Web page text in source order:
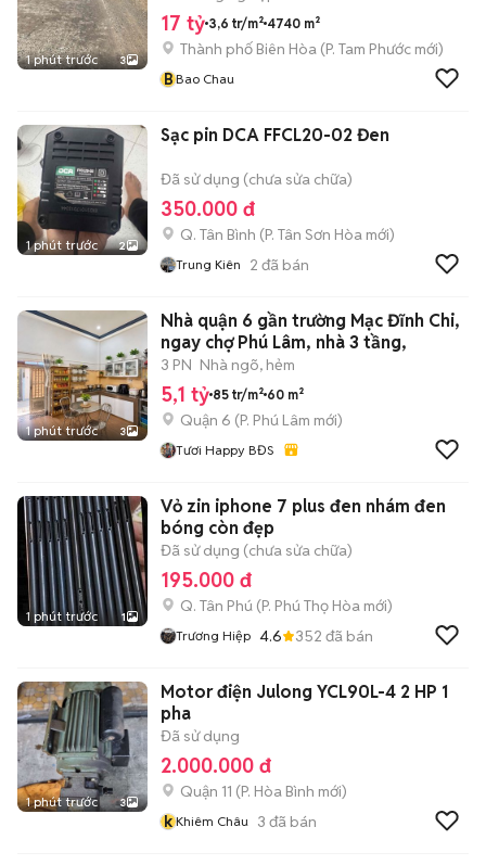
1 phút trước 3
17 tỷ 3,6 tr/m² 4740 m²
Thành phố Biên Hòa (P. Tam Phước mới)
BBao Chau
1 phút trước 2
Sạc pin DCA FFCL20-02 Đen
Đã sử dụng (chưa sửa chữa)
350.000 đ
Q. Tân Bình (P. Tân Sơn Hòa mới)
Trung Kiên 2 đã bán
1 phút trước 3
Nhà quận 6 gần trường Mạc Đĩnh Chi,
ngay chợ Phú Lâm, nhà 3 tầng,
3 PN Nhà ngõ, hẻm
5,1 tỷ 85 tr/m² 60 m²
Quận 6 (P. Phú Lâm mới)
Tươi Happy BĐS
1 phút trước 1
Vỏ zin iphone 7 plus đen nhám đen
bóng còn đẹp
Đã sử dụng (chưa sửa chữa)
195.000 đ
Q. Tân Phú (P. Phú Thọ Hòa mới)
Trương Hiệp 4.6 352 đã bán
1 phút trước 3
Motor điện Julong YCL90L-4 2 HP 1
pha
Đã sử dụng
2.000.000 đ
Quận 11 (P. Hòa Bình mới)
k Khiêm Châu 3 đã bán